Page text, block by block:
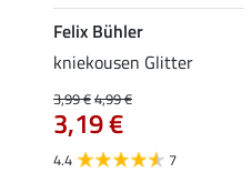
Felix Bühler
kniekousen Glitter
3,99 €4,99 €
3,19 €
4.4 7